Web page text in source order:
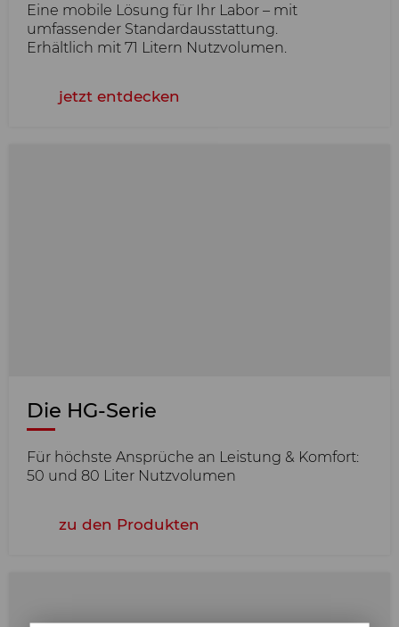
Eine mobile Lösung für Ihr Labor – mit
umfassender Standardausstattung.
Erhältlich mit 71 Litern Nutzvolumen.
jetzt entdecken
Die HG-Serie
Für höchste Ansprüche an Leistung & Komfort:
50 und 80 Liter Nutzvolumen
zu den Produkten